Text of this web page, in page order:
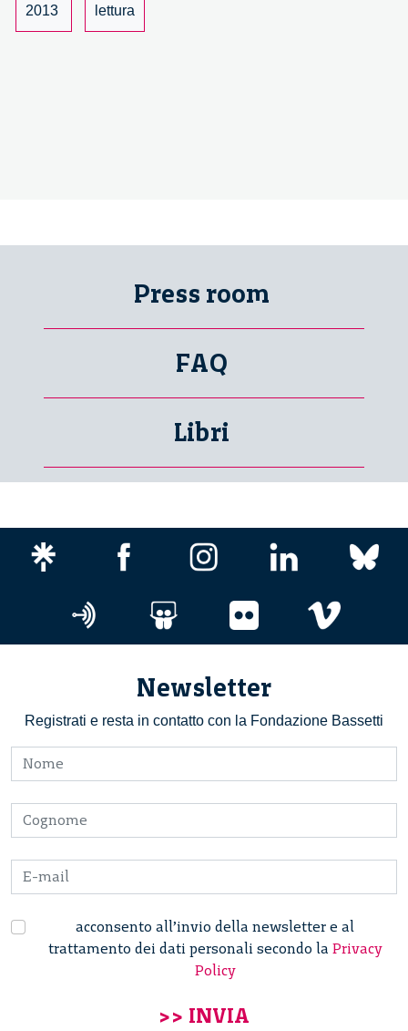
2013
lettura
Press room
FAQ
Libri
Newsletter
Registrati e resta in contatto con la Fondazione Bassetti
acconsento all’invio della newsletter e al
trattamento dei dati personali secondo la Privacy
Policy